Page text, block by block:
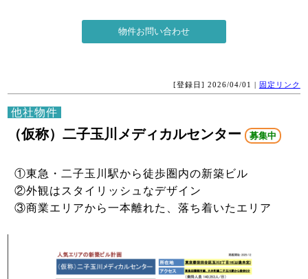
[登録日] 2026/04/01 | 固定リンク
他社物件
（仮称）二子玉川メディカルセンター 募集中
①東急・二子玉川駅から徒歩圏内の新築ビル
②外観はスタイリッシュなデザイン
③商業エリアから一本離れた、落ち着いたエリア